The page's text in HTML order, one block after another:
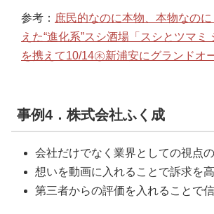
参考： 庶民的なのに本物、本物なの
えた“進化系”スシ酒場「スシとツマミ
を携えて10/14㊍新浦安にグランドオ
事例4．株式会社ふく成
会社だけでなく業界としての視点
想いを動画に入れることで訴求を
第三者からの評価を入れることで